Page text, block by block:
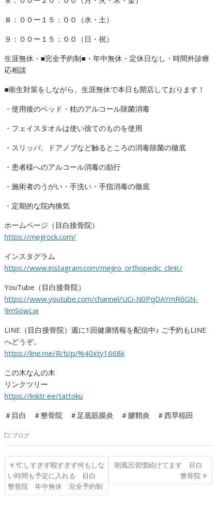
８：００ー１５：００（水・土）
９：００ー１５：００（日・祝）
生涯無休・■完全予約制■・年中無休・定休日なし・時間外診療
応相談
■衛生対策をしながら、生涯無休で本日も開店しております！
・使用後のベッド・枕のアルコール除菌消毒
・フェイスタオルは使い捨てのものを使用
・スリッパ、ドアノブなど触るところの消毒除菌の徹底
・患者様へのアルコール消毒の励行
・施術者のうがい・手洗い・手指消毒の徹底
・定期的な院内換気
ホームページ（目白接骨院）
https://mejirock.com/
インスタグラム
https://www.instagram.com/mejiro_orthopedic_clinic/
YouTube（目白接骨院）
https://www.youtube.com/channel/UCi-N0PqDAYmR6GN-
9mSowLw
LINE（目白接骨院）週に1回健康情報を配信中♪ ご予約もLINE
へどうぞ。
https://line.me/R/ti/p/%40xty1668k
この木なんの木
リンクツリー
https://linktr.ee/tattoku
＃目白 ＃整骨院 ＃足底筋膜炎 ＃腱鞘炎 ＃西早稲田
ブログ
投
稿
ナ
忙しすぎず暇すぎず何もしな
い時間も予定に入れる 目白
整骨院 年中無休 完全予約制
朝風呂習慣続けてます 目白
整骨院